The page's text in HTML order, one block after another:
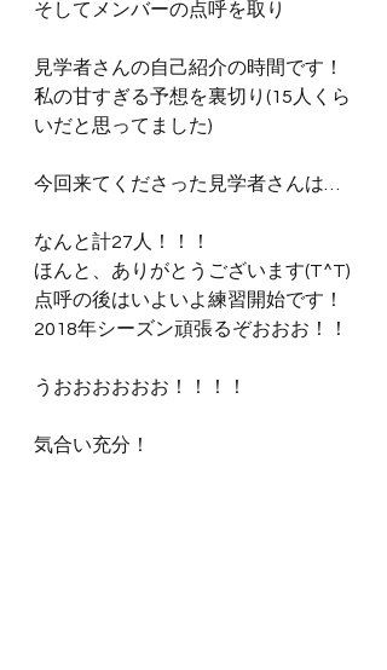
そしてメンバーの点呼を取り
見学者さんの自己紹介の時間です！
私の甘すぎる予想を裏切り(15人くら
いだと思ってました)
今回来てくださった見学者さんは…
なんと計27人！！！
ほんと、ありがとうございます(T^T)
点呼の後はいよいよ練習開始です！
2018年シーズン頑張るぞおおお！！
うおおおおおお！！！！
気合い充分！